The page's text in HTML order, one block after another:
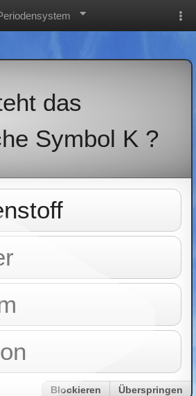
das
Symbol K ?
Blockieren Überspringen